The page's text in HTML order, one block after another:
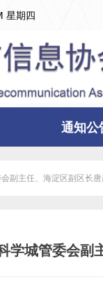
星期四
通知公
副主任、海淀区副区长
学城管委会副